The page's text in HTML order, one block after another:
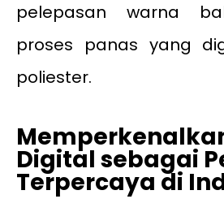
pelepasan warna
proses panas yang
poliester.
Digital sebagai
Terpercaya di